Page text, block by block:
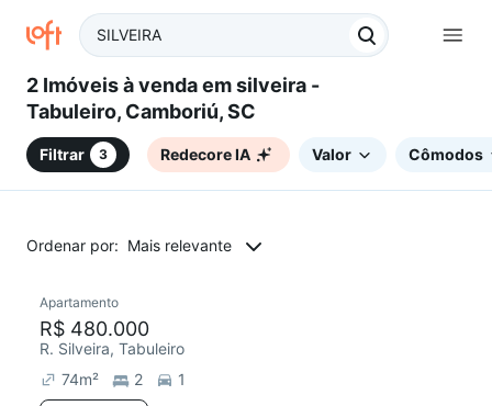
2 Imóveis à venda em silveira -
Tabuleiro, Camboriú, SC
Filtrar 3 Redecore IA Valor Cômodos
Ordenar por: Mais relevante
Redecorar
Apartamento
R$ 480.000
R. Silveira, Tabuleiro
74m² 2
1